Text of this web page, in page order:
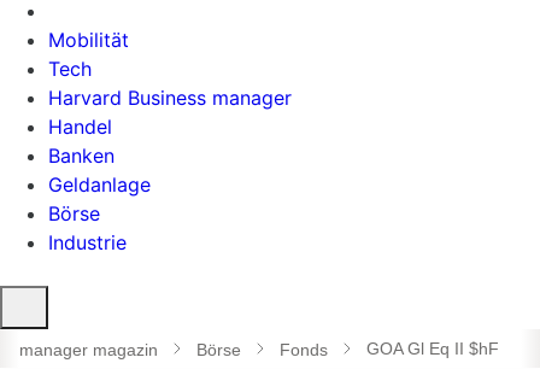
Mobilität
Tech
Harvard Business manager
Handel
Banken
Geldanlage
Börse
Industrie
öffnen
manager magazin Börse Fonds GOA Gl Eq II $hF